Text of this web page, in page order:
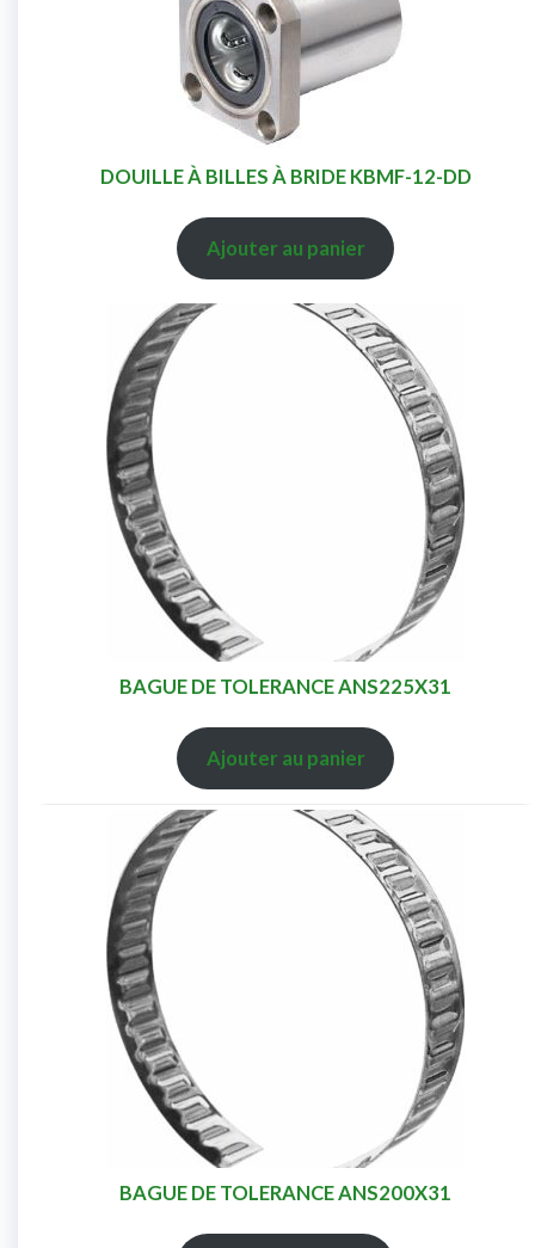
DOUILLE À BILLES À BRIDE KBMF-12-DD
Ajouter au panier
BAGUE DE TOLERANCE ANS225X31
Ajouter au panier
BAGUE DE TOLERANCE ANS200X31